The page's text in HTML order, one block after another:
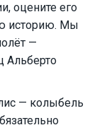
оцените его
историю. Мы
—
Альберто
— колыбель